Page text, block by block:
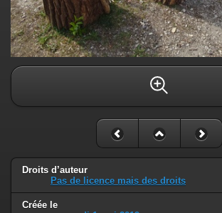
Droits d’auteur
Pas de licence mais des droits
Créée le